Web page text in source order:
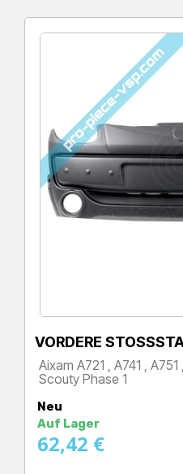
VORDERE
Aixam A721 , A741 ,
Scouty Phase 1
Neu
Auf Lager
62,42 €